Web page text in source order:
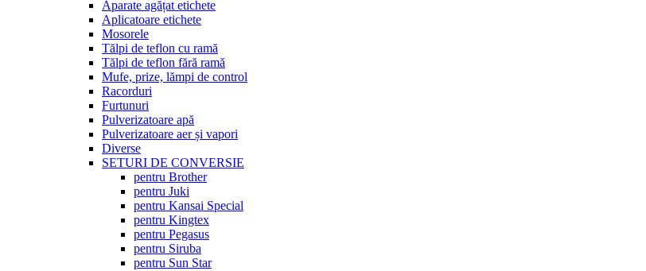
Aparate agățat etichete
Aplicatoare etichete
Mosorele
Tălpi de teflon cu ramă
Tălpi de teflon fără ramă
Mufe, prize, lămpi de control
Racorduri
Furtunuri
Pulverizatoare apă
Pulverizatoare aer și vapori
Diverse
SETURI DE CONVERSIE
pentru Brother
pentru Juki
pentru Kansai Special
pentru Kingtex
pentru Pegasus
pentru Siruba
pentru Sun Star